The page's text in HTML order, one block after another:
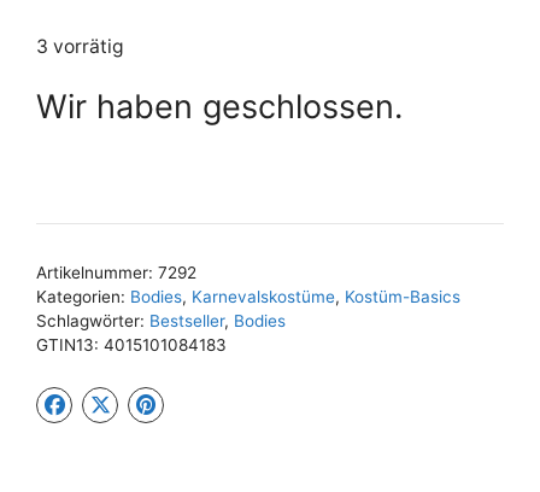
3 vorrätig
Wir haben geschlossen.
Artikelnummer: 7292
Kategorien: Bodies, Karnevalskostüme, Kostüm-Basics
Schlagwörter: Bestseller, Bodies
GTIN13: 4015101084183